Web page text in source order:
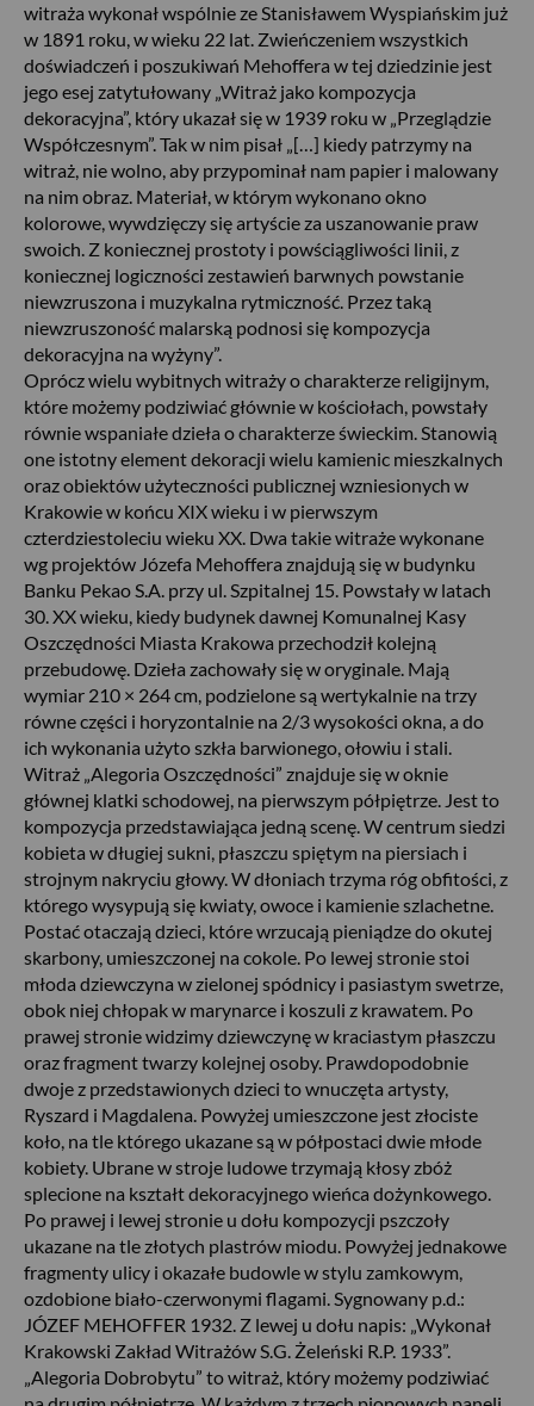
witraża wykonał wspólnie ze Stanisławem Wyspiańskim już
w 1891 roku, w wieku 22 lat. Zwieńczeniem wszystkich
doświadczeń i poszukiwań Mehoffera w tej dziedzinie jest
jego esej zatytułowany „Witraż jako kompozycja
dekoracyjna”, który ukazał się w 1939 roku w „Przeglądzie
Współczesnym”. Tak w nim pisał „[…] kiedy patrzymy na
witraż, nie wolno, aby przypominał nam papier i malowany
na nim obraz. Materiał, w którym wykonano okno
kolorowe, wywdzięczy się artyście za uszanowanie praw
swoich. Z koniecznej prostoty i powściągliwości linii, z
koniecznej logiczności zestawień barwnych powstanie
niewzruszona i muzykalna rytmiczność. Przez taką
niewzruszoność malarską podnosi się kompozycja
dekoracyjna na wyżyny”.
Oprócz wielu wybitnych witraży o charakterze religijnym,
które możemy podziwiać głównie w kościołach, powstały
równie wspaniałe dzieła o charakterze świeckim. Stanowią
one istotny element dekoracji wielu kamienic mieszkalnych
oraz obiektów użyteczności publicznej wzniesionych w
Krakowie w końcu XIX wieku i w pierwszym
czterdziestoleciu wieku XX. Dwa takie witraże wykonane
wg projektów Józefa Mehoffera znajdują się w budynku
Banku Pekao S.A. przy ul. Szpitalnej 15. Powstały w latach
30. XX wieku, kiedy budynek dawnej Komunalnej Kasy
Oszczędności Miasta Krakowa przechodził kolejną
przebudowę. Dzieła zachowały się w oryginale. Mają
wymiar 210 × 264 cm, podzielone są wertykalnie na trzy
równe części i horyzontalnie na 2/3 wysokości okna, a do
ich wykonania użyto szkła barwionego, ołowiu i stali.
Witraż „Alegoria Oszczędności” znajduje się w oknie
głównej klatki schodowej, na pierwszym półpiętrze. Jest to
kompozycja przedstawiająca jedną scenę. W centrum siedzi
kobieta w długiej sukni, płaszczu spiętym na piersiach i
strojnym nakryciu głowy. W dłoniach trzyma róg obfitości, z
którego wysypują się kwiaty, owoce i kamienie szlachetne.
Postać otaczają dzieci, które wrzucają pieniądze do okutej
skarbony, umieszczonej na cokole. Po lewej stronie stoi
młoda dziewczyna w zielonej spódnicy i pasiastym swetrze,
obok niej chłopak w marynarce i koszuli z krawatem. Po
prawej stronie widzimy dziewczynę w kraciastym płaszczu
oraz fragment twarzy kolejnej osoby. Prawdopodobnie
dwoje z przedstawionych dzieci to wnuczęta artysty,
Ryszard i Magdalena. Powyżej umieszczone jest złociste
koło, na tle którego ukazane są w półpostaci dwie młode
kobiety. Ubrane w stroje ludowe trzymają kłosy zbóż
splecione na kształt dekoracyjnego wieńca dożynkowego.
Po prawej i lewej stronie u dołu kompozycji pszczoły
ukazane na tle złotych plastrów miodu. Powyżej jednakowe
fragmenty ulicy i okazałe budowle w stylu zamkowym,
ozdobione biało-czerwonymi flagami. Sygnowany p.d.:
JÓZEF MEHOFFER 1932. Z lewej u dołu napis: „Wykonał
Krakowski Zakład Witrażów S.G. Żeleński R.P. 1933”.
„Alegoria Dobrobytu” to witraż, który możemy podziwiać